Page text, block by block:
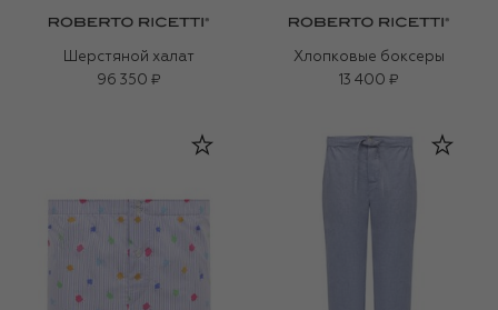
Шерстяной халат
96 350 ₽
Хлопковые боксеры
13 400 ₽